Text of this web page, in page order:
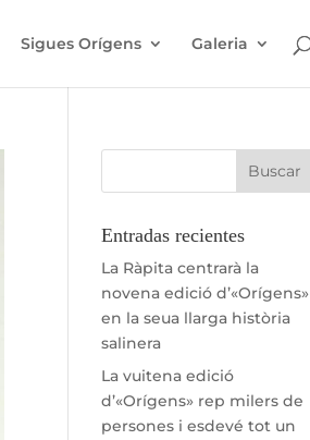
Sigues Orígens Galeria
Entradas recientes
La Ràpita centrarà la
novena edició d’«Orígens»
en la seua llarga història
salinera
La vuitena edició
d’«Orígens» rep milers de
persones i esdevé tot un